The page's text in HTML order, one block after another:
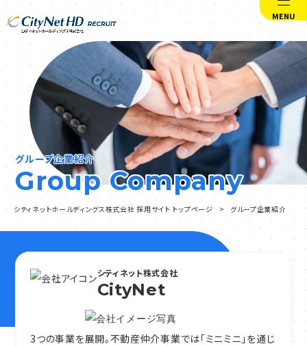
MENU
グループ企業紹介
Group Company
シティネットホールディングス株式会社 採用サイト トップページ グループ企業紹介
シティネット株式会社
CityNet
3つの事業を展開。不動産仲介事業では「ミニミニ」を通じ